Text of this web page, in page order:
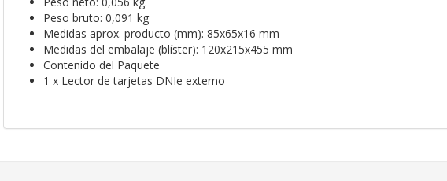
Peso bruto: 0,091 kg
Medidas aprox. producto (mm): 85x65x16 mm
Medidas del embalaje (blíster): 120x215x455 mm
Contenido del Paquete
1 x Lector de tarjetas DNIe externo